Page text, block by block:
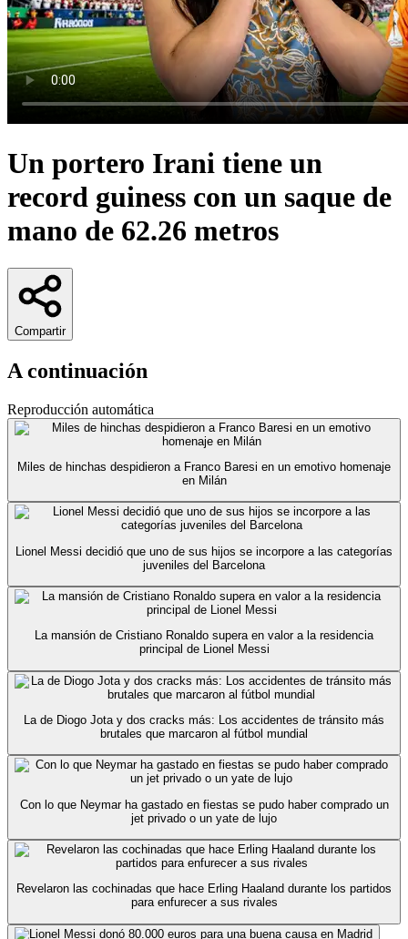
Un portero Irani tiene un
record guiness con un saque de
mano de 62.26 metros
Compartir
A continuación
Reproducción automática
Miles de hinchas despidieron a Franco Baresi en un emotivo homenaje
en Milán
Lionel Messi decidió que uno de sus hijos se incorpore a las categorías
juveniles del Barcelona
La mansión de Cristiano Ronaldo supera en valor a la residencia
principal de Lionel Messi
La de Diogo Jota y dos cracks más: Los accidentes de tránsito más
brutales que marcaron al fútbol mundial
Con lo que Neymar ha gastado en fiestas se pudo haber comprado un
jet privado o un yate de lujo
Revelaron las cochinadas que hace Erling Haaland durante los partidos
para enfurecer a sus rivales